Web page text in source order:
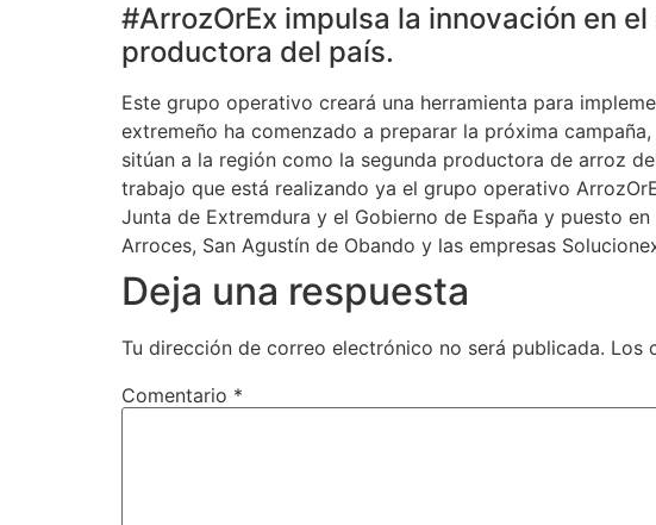
#ArrozOrEx impulsa la innovación en
productora del país.
Este grupo operativo creará una herramienta para
extremeño ha comenzado a preparar la próxima
sitúan a la región como la segunda productora de arroz
trabajo que está realizando ya el grupo operativo
Junta de Extremdura y el Gobierno de España y puesto
Arroces, San Agustín de Obando y las empresas
Deja una respuesta
Tu dirección de correo electrónico no será publicada. Los
Comentario *